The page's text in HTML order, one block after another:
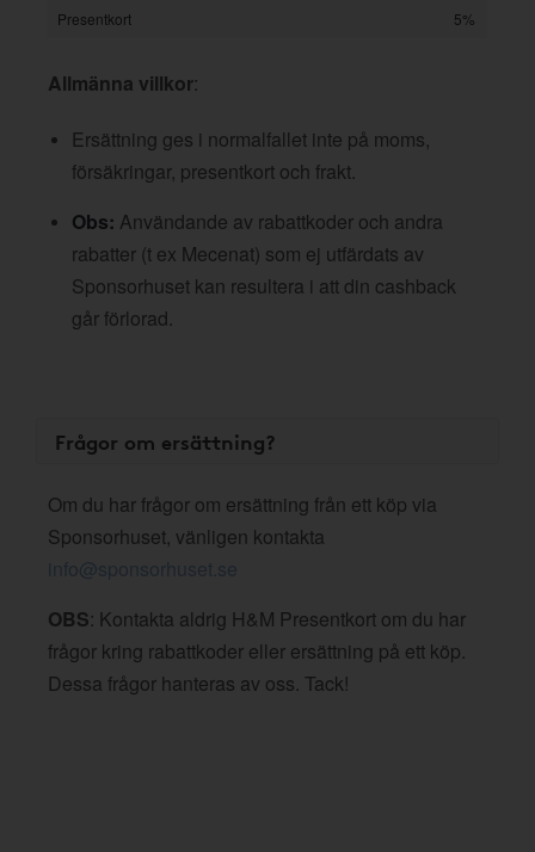
Presentkort 5%
Allmänna villkor:
Ersättning ges i normalfallet inte på moms,
försäkringar, presentkort och frakt.
Obs: Användande av rabattkoder och andra
rabatter (t ex Mecenat) som ej utfärdats av
Sponsorhuset kan resultera i att din cashback
går förlorad.
Frågor om ersättning?
Om du har frågor om ersättning från ett köp via
Sponsorhuset, vänligen kontakta
info@sponsorhuset.se
OBS: Kontakta aldrig H&M Presentkort om du har
frågor kring rabattkoder eller ersättning på ett köp.
Dessa frågor hanteras av oss. Tack!